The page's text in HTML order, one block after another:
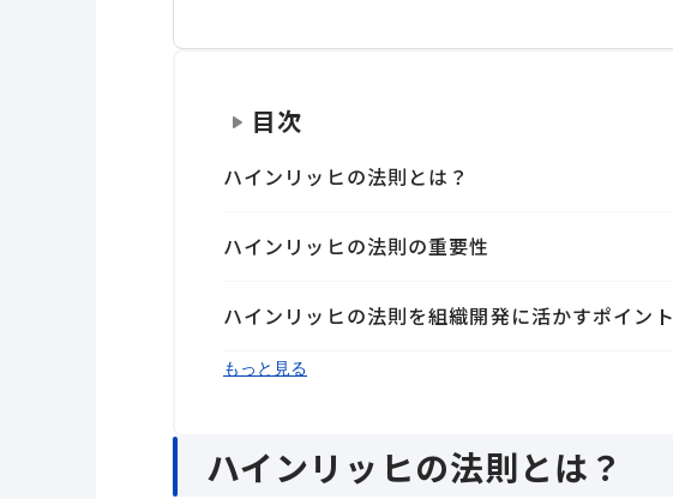
目次
ハインリッヒの法則とは？
ハインリッヒの法則の重要性
ハインリッヒの法則を組織開発に活かすポイント
まとめ
もっと見る
ハインリッヒの法則とは？